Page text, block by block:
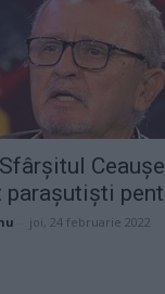
parașutiști
joi, 24 februarie 2022